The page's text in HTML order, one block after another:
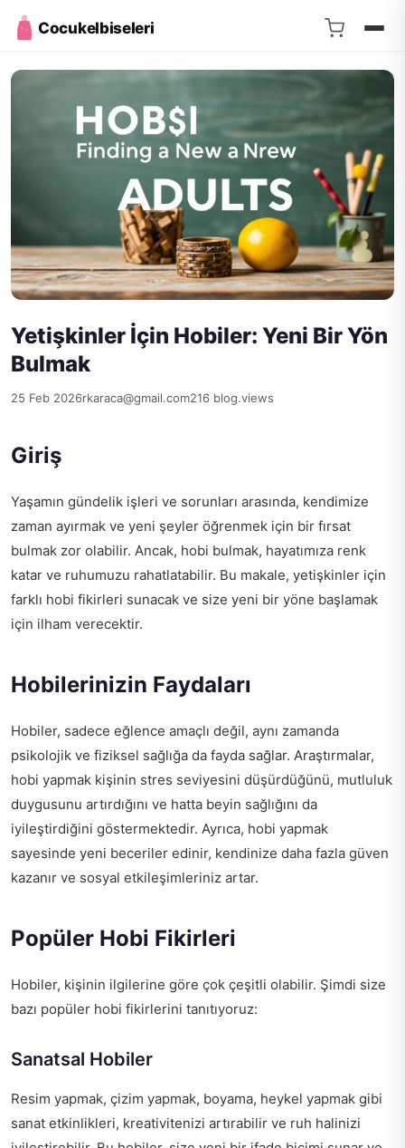
Cocukelbiseleri
Yetişkinler İçin Hobiler: Yeni Bir Yön
Bulmak
25 Feb 2026rkaraca@gmail.com216 blog.views
Giriş
Yaşamın gündelik işleri ve sorunları arasında, kendimize
zaman ayırmak ve yeni şeyler öğrenmek için bir fırsat
bulmak zor olabilir. Ancak, hobi bulmak, hayatımıza renk
katar ve ruhumuzu rahatlatabilir. Bu makale, yetişkinler için
farklı hobi fikirleri sunacak ve size yeni bir yöne başlamak
için ilham verecektir.
Hobilerinizin Faydaları
Hobiler, sadece eğlence amaçlı değil, aynı zamanda
psikolojik ve fiziksel sağlığa da fayda sağlar. Araştırmalar,
hobi yapmak kişinin stres seviyesini düşürdüğünü, mutluluk
duygusunu artırdığını ve hatta beyin sağlığını da
iyileştirdiğini göstermektedir. Ayrıca, hobi yapmak
sayesinde yeni beceriler edinir, kendinize daha fazla güven
kazanır ve sosyal etkileşimleriniz artar.
Popüler Hobi Fikirleri
Hobiler, kişinin ilgilerine göre çok çeşitli olabilir. Şimdi size
bazı popüler hobi fikirlerini tanıtıyoruz:
Sanatsal Hobiler
Resim yapmak, çizim yapmak, boyama, heykel yapmak gibi
sanat etkinlikleri, kreativitenizi artırabilir ve ruh halinizi